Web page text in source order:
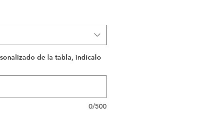
de la tabla, indícalo
0/500